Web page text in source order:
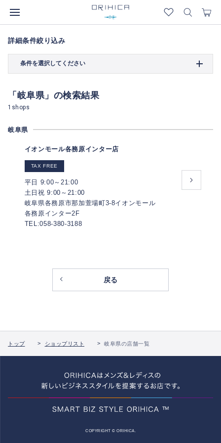
詳細条件絞り込み
条件を選択してください
「岐阜県」の検索結果
1shops
岐阜県
イオンモール各務原インター店
TAX FREE
平日 9:00～21:00
土日祝 9:00～21:00
岐阜県各務原市那加萱場町3-8イオンモール
各務原インター2F
TEL:058-380-3188
戻る
トップ ショップリスト 岐阜県の店舗一覧
COPYRIGHT © ORIHICA.